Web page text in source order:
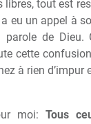
tout est
eu un appel à
de
cette
à rien d’impur
moi: Tous